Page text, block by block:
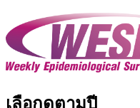
เลือกดูตามปี